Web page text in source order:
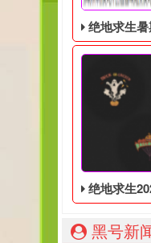
绝地求生
绝地求生2021万圣
黑号新